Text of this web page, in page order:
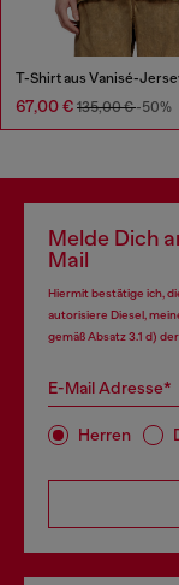
T-Shirt aus Vanisé-
67,00 € 135,00 €-50%
Melde Dich
Mail
Hiermit bestätige ich,
autorisiere Diesel,
gemäß Absatz 3.1 d) der
E-Mail Adresse*
Herren